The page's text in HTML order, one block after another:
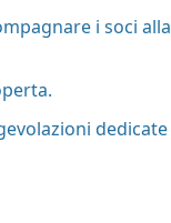
i soci